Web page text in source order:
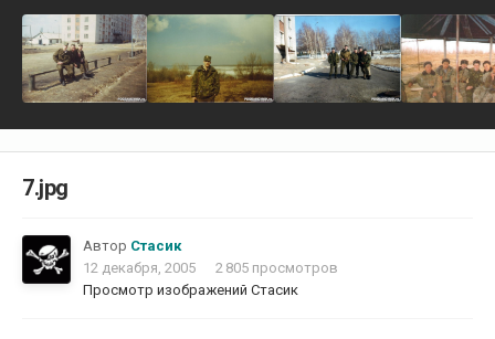
7.jpg
Автор Стасик
12 декабря, 2005
2 805 просмотров
Просмотр изображений Стасик